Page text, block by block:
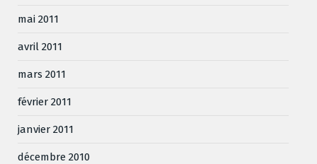
mai 2011
avril 2011
mars 2011
février 2011
janvier 2011
décembre 2010